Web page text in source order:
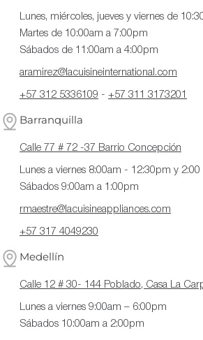
Lunes, miércoles, jueves y viernes de
Martes de 10:00am a 7:00pm
Sábados de 11:00am a 4:00pm
aramirez@lacuisineinternational.com
+57 312 5336109 - +57 311 3173201
Barranquilla
Calle 77 # 72 -37 Barrio Concepción
Lunes a viernes 8:00am - 12:30pm y
Sábados 9:00am a 1:00pm
rmaestre@lacuisineappliances.com
+57 317 4049230
Medellín
Calle 12 # 30- 144 Poblado, Casa La
Lunes a viernes 9:00am – 6:00pm
Sábados 10:00am a 2:00pm